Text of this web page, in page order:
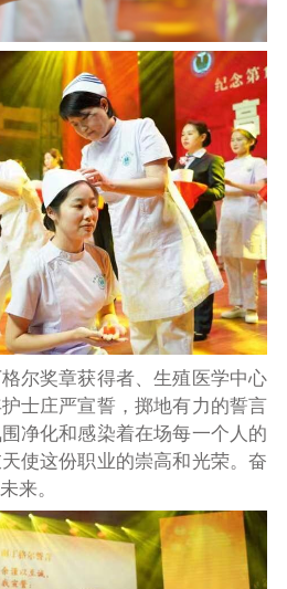
奖章获得者、生殖医学中心
士庄严宣誓，掷地有力的誓言
净化和感染着在场每一个人的
使这份职业的崇高和光荣。奋
来。